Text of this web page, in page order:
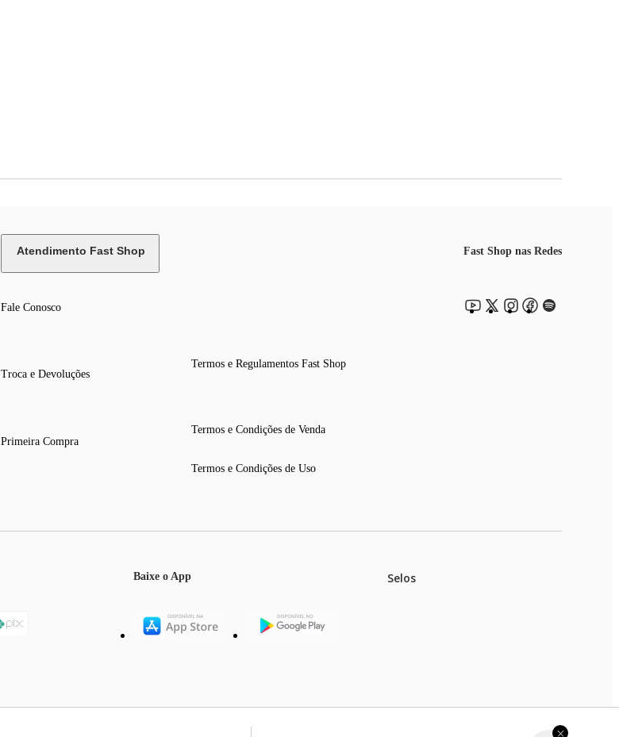
Atendimento Fast Shop
Fale Conosco
Troca e Devoluções
Primeira Compra
Termos e Regulamentos Fast Shop
Termos e Condições de Venda
Termos e Condições de Uso
Fast Shop nas Redes
Baixe o App Selos